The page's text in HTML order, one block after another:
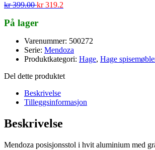
kr399.00kr319.2
På lager
Varenummer: 500272
Serie: Mendoza
Produktkategori: Hage, Hage
Del dette produktet
Beskrivelse
Tilleggsinformasjon
Beskrivelse
Mendoza posisjonsstol i hvit aluminium med